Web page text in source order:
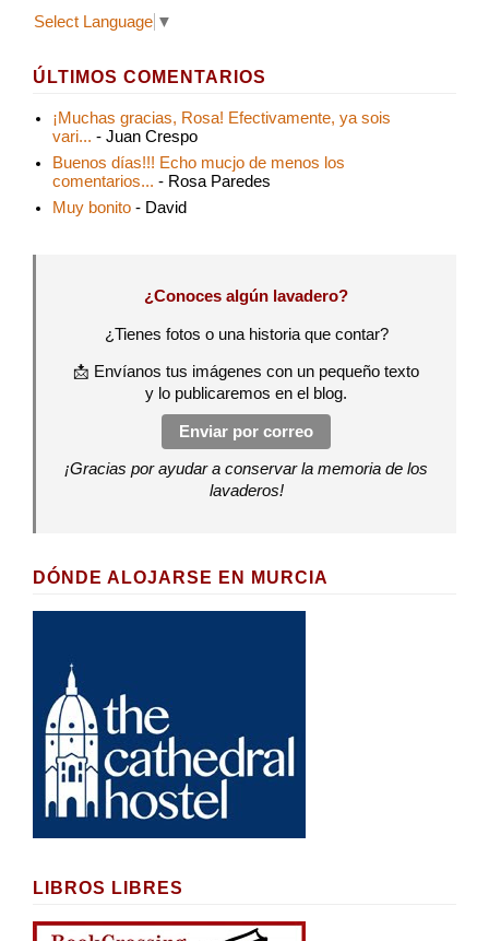
Select Language ▼
ÚLTIMOS COMENTARIOS
¡Muchas gracias, Rosa! Efectivamente, ya sois
vari... - Juan Crespo
Buenos días!!! Echo mucjo de menos los
comentarios... - Rosa Paredes
Muy bonito - David
¿Conoces algún lavadero?
¿Tienes fotos o una historia que contar?
📩 Envíanos tus imágenes con un pequeño texto
y lo publicaremos en el blog.
Enviar por correo
¡Gracias por ayudar a conservar la memoria de los
lavaderos!
DÓNDE ALOJARSE EN MURCIA
LIBROS LIBRES